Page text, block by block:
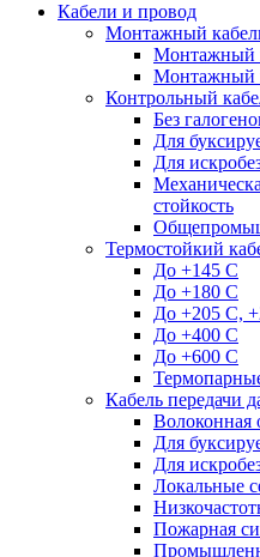
Кабели и провод
Монтажный
Монтажный
Монтажный
Контрольный
Без
Для
Для
стойкость
Термостойкий
До +145 С
До +180 C
До +205 С,
До +400 C
До +600 С
Кабель передачи
Волоконная
Для
Для
Локальные
Пожарная